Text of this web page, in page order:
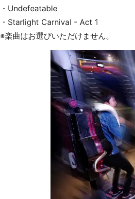
・Undefeatable
・Starlight Carnival - Act 1
※楽曲はお選びいただけません。